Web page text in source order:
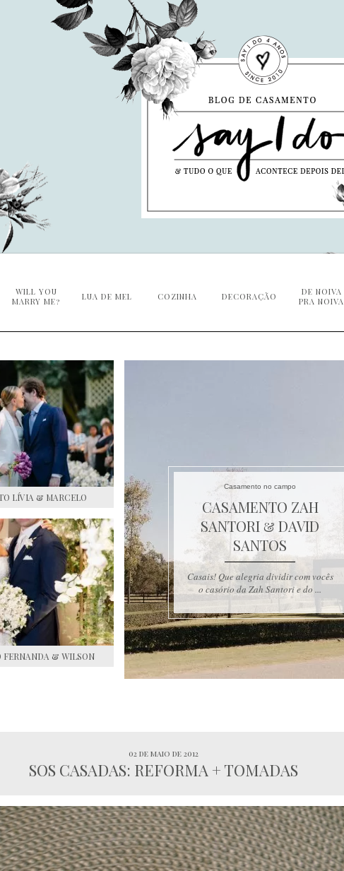
WILL YOU
MARRY ME?
LUA DE MEL COZINHA DECORAÇÃO
DE NOIVA
PRA NOIVA
LÍVIA & MARCELO
FERNANDA & WILSON
Casamento no campo
CASAMENTO ZAH
SANTORI & DAVID
SANTOS
Casais! Que alegria dividir com vocês
o casório da Zah Santori e do ...
02 de maio de 2012
SOS CASADAS: REFORMA + TOMADAS